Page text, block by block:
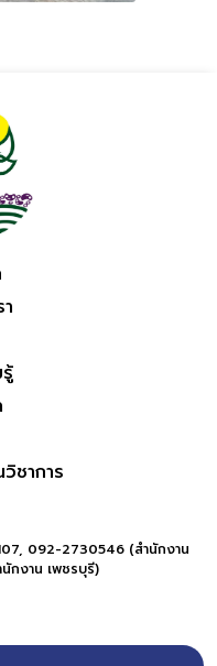
ชาการ
092-2730546 (สำนักงาน
กงาน เพชรบุรี)